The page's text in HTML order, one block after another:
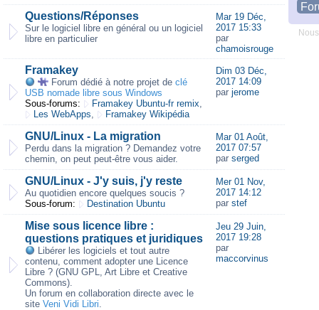
Questions/Réponses
Sur le logiciel libre en général ou un logiciel
libre en particulier
Mar 19 Déc,
2017 15:33
par
chamoisrouge
Framakey
Forum dédié à notre projet de clé
USB nomade libre sous Windows
Sous-forums:
Framakey Ubuntu-fr remix,
Les WebApps, Framakey Wikipédia
Dim 03 Déc,
2017 14:09
par jerome
GNU/Linux - La migration
Perdu dans la migration ? Demandez votre
chemin, on peut peut-être vous aider.
Mar 01 Août,
2017 07:57
par serged
GNU/Linux - J'y suis, j'y reste
Au quotidien encore quelques soucis ?
Sous-forum:
Destination Ubuntu
Mer 01 Nov,
2017 14:12
par stef
Mise sous licence libre :
questions pratiques et juridiques
Libérer les logiciels et tout autre
contenu, comment adopter une Licence
Libre ? (GNU GPL, Art Libre et Creative
Commons).
Un forum en collaboration directe avec le
site Veni Vidi Libri.
Jeu 29 Juin,
2017 19:28
par
maccorvinus